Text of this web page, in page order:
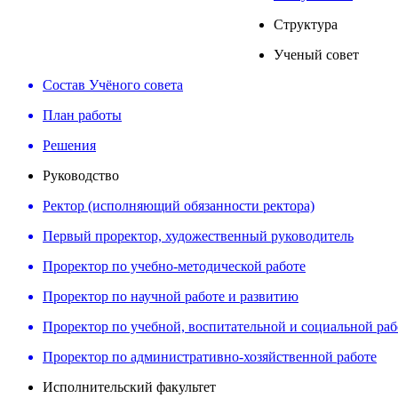
Структура
Ученый совет
Состав Учёного совета
План работы
Решения
Руководство
Ректор (исполняющий обязанности ректора)
Первый проректор, художественный руководитель
Проректор по учебно-методической работе
Проректор по научной работе и развитию
Проректор по учебной, воспитательной и социальной
Проректор по административно-хозяйственной работе
Исполнительский факультет